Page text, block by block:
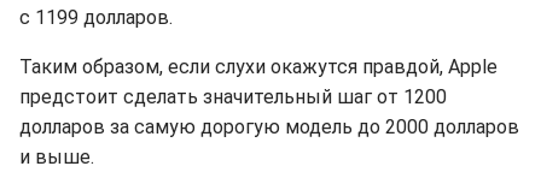
с 1199 долларов.
Таким образом, если слухи окажутся правдой, Apple
предстоит сделать значительный шаг от 1200
долларов за самую дорогую модель до 2000 долларов
и выше.